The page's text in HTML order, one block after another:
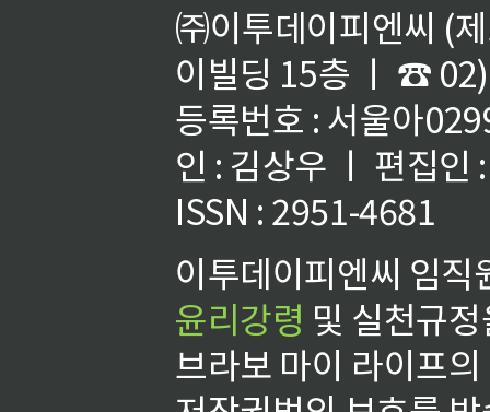
㈜이투데이피엔씨 (
이빌딩 15층 ㅣ ☎
등록번호 : 서울아
인 : 김상우 ㅣ 편집인
ISSN : 2951-4681
이투데이피엔씨 임
윤리강령 및 실천규
브라보 마이 라이프